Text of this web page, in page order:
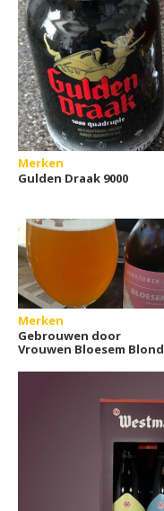
Merken
Gulden Draak 9000
Merken
Gebrouwen door
Vrouwen Bloesem Blond